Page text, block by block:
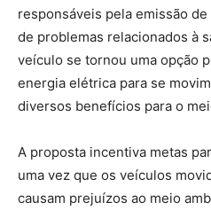
responsáveis pela emissão
de problemas relacionados à
veículo se tornou uma opção
energia elétrica para se
diversos benefícios para o
A proposta incentiva metas
uma vez que os veículos
causam prejuízos ao meio